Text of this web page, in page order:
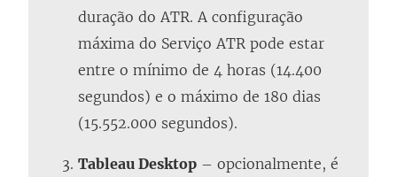
duração do ATR. A configuração
máxima do Serviço ATR pode estar
entre o mínimo de 4 horas (14.400
segundos) e o máximo de 180 dias
(15.552.000 segundos).
Tableau Desktop – opcionalmente, é